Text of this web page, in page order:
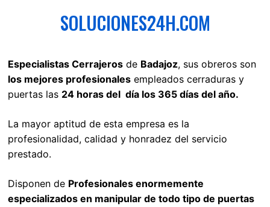
SOLUCIONES24H.COM
Especialistas Cerrajeros de Badajoz, sus obreros son
los mejores profesionales empleados cerraduras y
puertas las 24 horas del día los 365 días del año.
La mayor aptitud de esta empresa es la
profesionalidad, calidad y honradez del servicio
prestado.
Disponen de Profesionales enormemente
especializados en manipular de todo tipo de puertas